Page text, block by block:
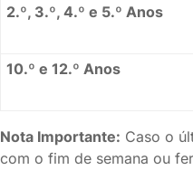
2.º, 3.º, 4.º e 5.º Anos
10.º e 12.º Anos
Nota Importante: Caso o
com o fim de semana ou